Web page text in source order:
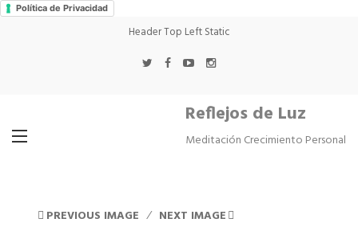
Política de Privacidad
Header Top Left Static
Reflejos de Luz
Meditación Crecimiento Personal
PREVIOUS IMAGE NEXT IMAGE